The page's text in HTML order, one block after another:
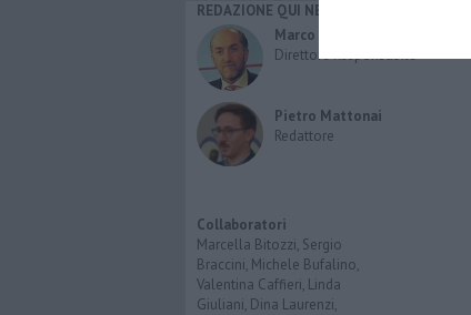
REDAZIONE QUI NEWS
Marco Migli
Direttore Responsabile
Pietro Mattonai
Redattore
Collaboratori
Marcella Bitozzi, Sergio
Braccini, Michele Bufalino,
Valentina Caffieri, Linda
Giuliani, Dina Laurenzi,